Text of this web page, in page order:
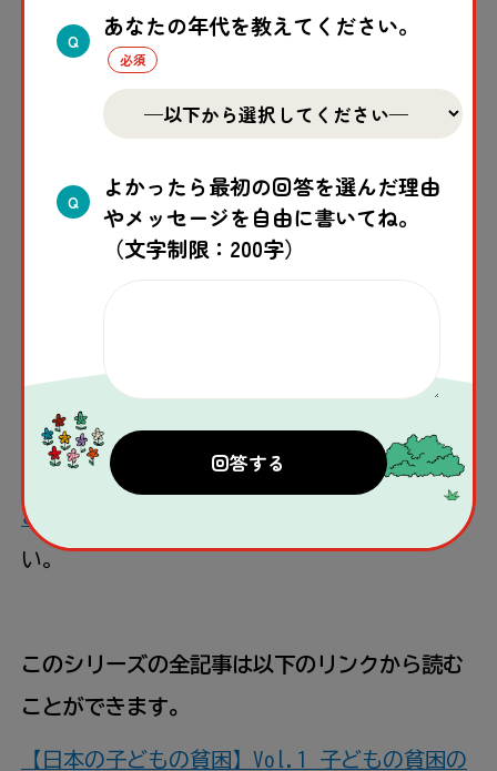
えてみたり、
に、「 子どものための
ほしい」と声を届けることなどが、子どもの
をなくすためにできることです。
ひとりにできることは、
セーブ・ザ・チルドレンも、
どもの
貧困問題 を解決するために、いろいろな 活動
しています。
こちら
い。
このシリーズの全記事は以下のリンクから読む
ことができます。
【 日本の子どもの貧困 】Vol.1 子どもの貧困の
Q
あなたの年代を教えてください。
Q
よかったら最初の回答を選んだ理由
やメッセージを自由に書いてね。
（文字制限：200字）